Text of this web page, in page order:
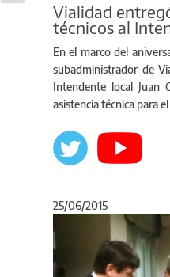
Vialidad
técnicos al
En el marco del
subadministrador de
Intendente local Juan
asistencia técnica para
25/06/2015
Anterior